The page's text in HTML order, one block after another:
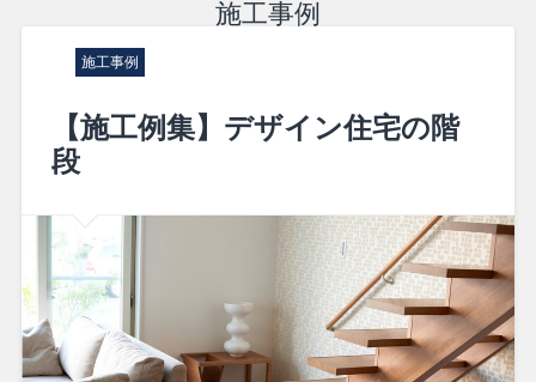
施工事例
施工事例
【施工例集】デザイン住宅の階
段